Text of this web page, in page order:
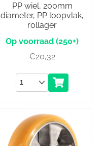
PP wiel, 200mm
diameter, PP loopvlak,
rollager
(250+)
€20,32
Aantal